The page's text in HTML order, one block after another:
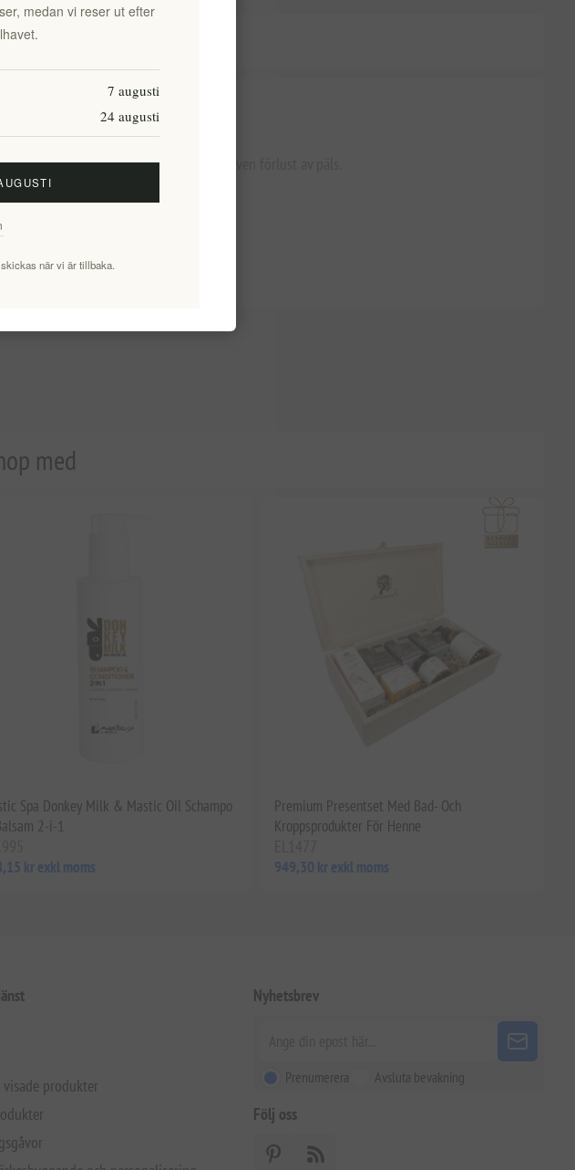
Contact Us
pälsens rot och förhindrar överdriven förlust av päls.
med
Spa Donkey Milk & Mastic Oil Schampo
2-i-1
kr exkl moms
Premium Presentset Med Bad- Och
Kroppsprodukter För Henne
949,30 kr exkl moms
visade produkter
Nyhetsbrev
Prenumerera Avsluta bevakning
Följ oss
medan vi reser ut efter
7 augusti
24 augusti
när vi är tillbaka.